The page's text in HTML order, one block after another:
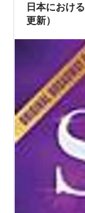
日本におけ
更新）